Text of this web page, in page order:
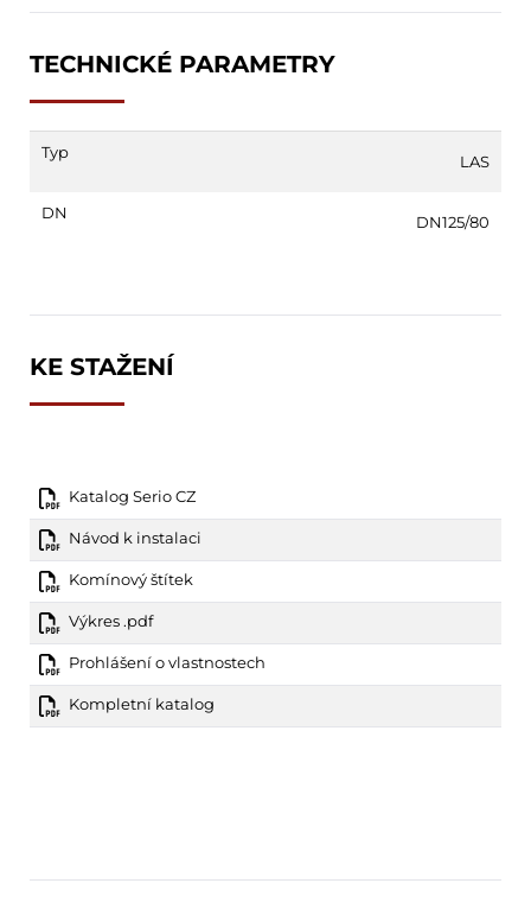
TECHNICKÉ PARAMETRY
Typ LAS
DN DN125/80
KE STAŽENÍ
Katalog Serio CZ
Návod k instalaci
Komínový štítek
Výkres .pdf
Prohlášení o vlastnostech
Kompletní katalog